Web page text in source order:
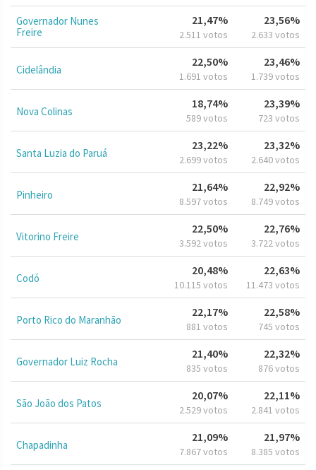
Governador Nunes
Freire
21,47%
2.511 votos
23,56%
2.633 votos
Cidelândia
22,50%
1.691 votos
23,46%
1.739 votos
Nova Colinas
18,74%
589 votos
23,39%
723 votos
Santa Luzia do Paruá
23,22%
2.699 votos
23,32%
2.640 votos
Pinheiro
21,64%
8.597 votos
22,92%
8.749 votos
Vitorino Freire
22,50%
3.592 votos
22,76%
3.722 votos
Codó
20,48%
10.115 votos
22,63%
11.473 votos
Porto Rico do Maranhão
22,17%
881 votos
22,58%
745 votos
Governador Luiz Rocha
21,40%
835 votos
22,32%
876 votos
São João dos Patos
20,07%
2.529 votos
22,11%
2.841 votos
Chapadinha
21,09%
7.867 votos
21,97%
8.385 votos